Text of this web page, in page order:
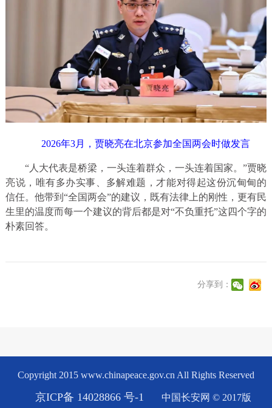
2026年3月，贾晓亮在北京参加全国两会时做发言
“人大代表是桥梁，一头连着群众，一头连着国家。”贾晓
亮说，唯有多办实事、多解难题，才能对得起这份沉甸甸的
信任。他带到“全国两会”的建议，既有法律上的刚性，更有民
生里的温度而每一个建议的背后都是对“不负重托”这四个字的
朴素回答。
分享到：
Copyright 2015 www.chinapeace.gov.cn All Rights Reserved
京ICP备 14028866 号-1 中国长安网 © 2017版